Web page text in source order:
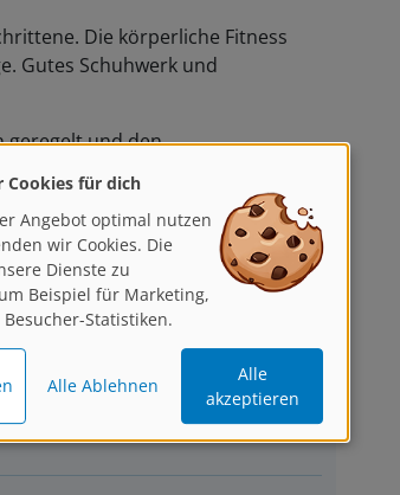
Die körperliche Fitness
Gutes Schuhwerk und
geregelt und den
Sie werden teilweise
erwünscht. Um zu den Fotospots
Cookies für dich
Angebot optimal nutzen
wir Cookies. Die
Dienste zu
Beispiel für Marketing,
Statistiken.
Alle Ablehnen
Alle
akzeptieren